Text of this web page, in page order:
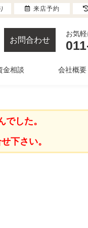
お問合わせ
お気
金相談 会社概要
した。
下さい。
来店予約